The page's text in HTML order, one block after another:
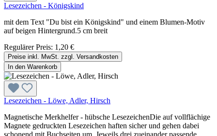
Lesezeichen - Königskind
mit dem Text "Du bist ein Königskind" und einem Blumen-Motiv
auf beigen Hintergrund.5 cm breit
Regulärer Preis: 1,20 €
Preise inkl. MwSt. zzgl. Versandkosten
In den Warenkorb
Lesezeichen - Löwe, Adler, Hirsch
Magnetische Merkhelfer - hübsche LesezeichenDie auf vollflächige
Magnete gedruckten Lesezeichen haften sicher und gehen dabei
schonend mit Buchseiten um. Jeweils drei zueinander passende